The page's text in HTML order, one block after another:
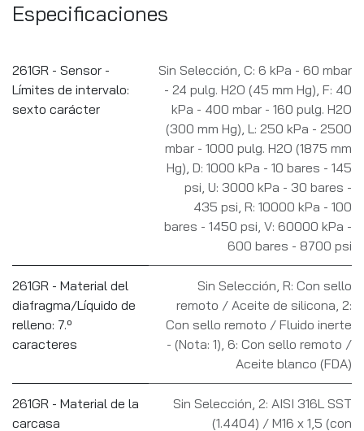
Especificaciones
261GR - Sensor -
Límites de intervalo:
sexto carácter
Sin Selección C: 6 kPa - 60 mbar
- 24 pulg. H2O (45 mm Hg) F: 40
kPa - 400 mbar - 160 pulg. H2O
(300 mm Hg) L: 250 kPa - 2500
mbar - 1000 pulg. H2O (1875 mm
Hg) D: 1000 kPa - 10 bares - 145
psi U: 3000 kPa - 30 bares -
435 psi R: 10000 kPa - 100
bares - 1450 psi V: 60000 kPa -
600 bares - 8700 psi
261GR - Material del
diafragma/Líquido de
relleno: 7.º
caracteres
Sin Selección R: Con sello
remoto / Aceite de silicona 2:
Con sello remoto / Fluido inerte
- (Nota: 1) 6: Con sello remoto /
Aceite blanco (FDA)
261GR - Material de la
carcasa
Sin Selección 2: AISI 316L SST
(1.4404) / M16 x 1,5 (con